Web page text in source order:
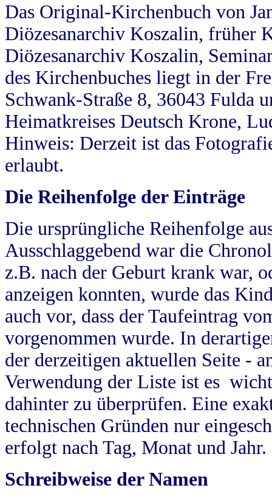
Das Original-Kirchenbuch von
Diözesanarchiv Koszalin, früher
Diözesanarchiv Koszalin,
des Kirchenbuches liegt in der
Schwank-Straße 8, 36043 Fulda
Heimatkreises Deutsch Krone,
Hinweis: Derzeit ist das
erlaubt.
Die Reihenfolge der Einträge
Die ursprüngliche Reihenfolge
Ausschlaggebend war die
z.B. nach der Geburt krank war,
anzeigen konnten, wurde das
auch vor, dass der Taufeintrag
vorgenommen wurde. In
der derzeitigen aktuellen Seite -
Verwendung der Liste ist es
dahinter zu überprüfen. Eine
technischen Gründen nur
erfolgt nach Tag, Monat und Jahr.
Schreibweise der Namen